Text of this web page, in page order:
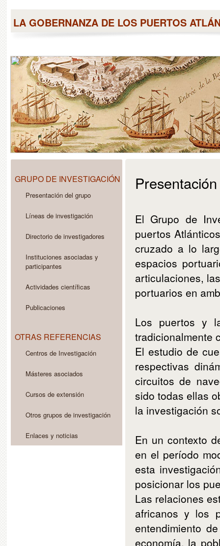
LA GOBERNANZA DE LOS PUERTOS
GRUPO DE INVESTIGACIÓN
Presentación del grupo
Líneas de investigación
Directorio de investigadores
Instituciones asociadas y
participantes
Actividades científicas
Publicaciones
OTRAS REFERENCIAS
Centros de Investigación
Másteres asociados
Cursos de extensión
Otros grupos de investigación
Enlaces y noticias
El Grupo de
puertos
cruzado a lo
espacios
articulaciones,
portuarios en
Los puertos y
tradicionalmente
El estudio de
respectivas
circuitos de
sido todas ellas
la investigación
En un contexto
en el período
esta
posicionar los
Las relaciones
africanos y los
entendimiento
economía, la